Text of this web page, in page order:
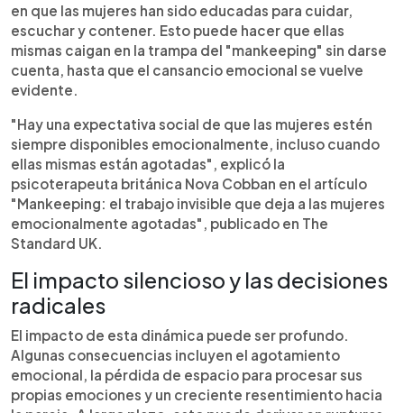
en que las mujeres han sido educadas para cuidar,
escuchar y contener. Esto puede hacer que ellas
mismas caigan en la trampa del "mankeeping" sin darse
cuenta, hasta que el cansancio emocional se vuelve
evidente.
"Hay una expectativa social de que las mujeres estén
siempre disponibles emocionalmente, incluso cuando
ellas mismas están agotadas", explicó la
psicoterapeuta británica Nova Cobban en el artículo
"Mankeeping: el trabajo invisible que deja a las mujeres
emocionalmente agotadas", publicado en The
Standard UK.
El impacto silencioso y las decisiones
radicales
El impacto de esta dinámica puede ser profundo.
Algunas consecuencias incluyen el agotamiento
emocional, la pérdida de espacio para procesar sus
propias emociones y un creciente resentimiento hacia